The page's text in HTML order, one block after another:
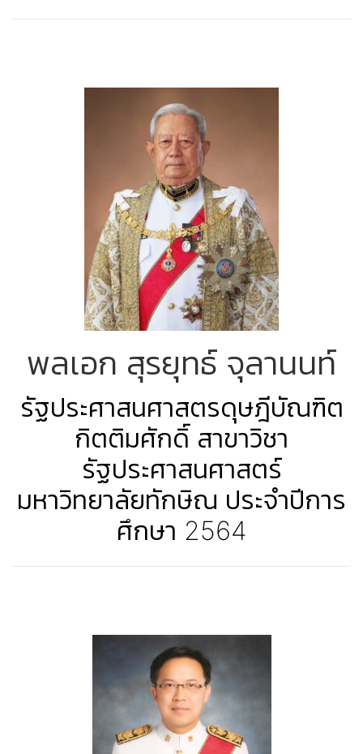
พลเอก สุรยุทธ์ จุลานนท์
รัฐประศาสนศาสตรดุษฎีบัณฑิต
กิตติมศักดิ์ สาขาวิชา
รัฐประศาสนศาสตร์
มหาวิทยาลัยทักษิณ ประจำปีการ
ศึกษา 2564